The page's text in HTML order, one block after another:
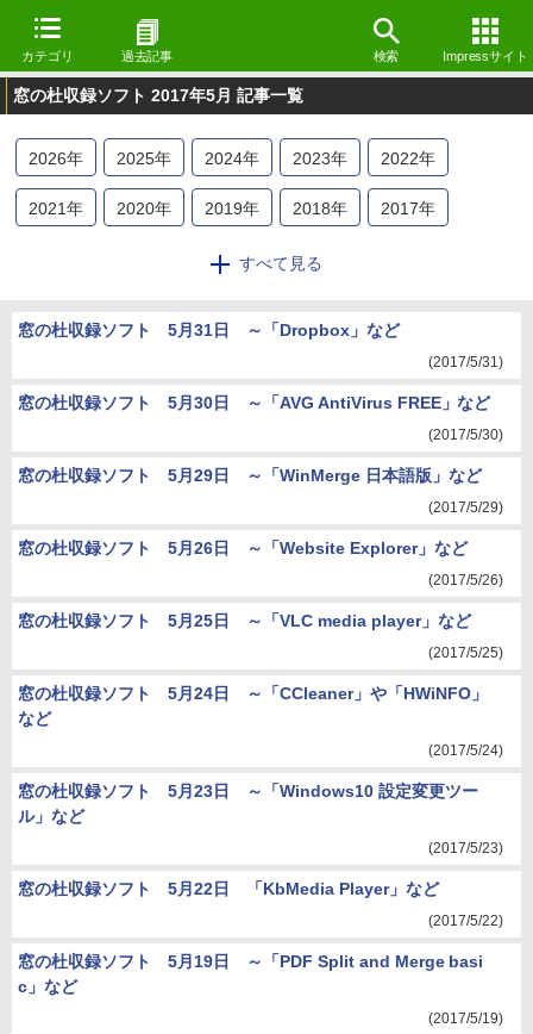
カテゴリ 過去記事 検索 Impressサイト
窓の杜収録ソフト 2017年5月 記事一覧
2026年 2025年 2024年 2023年 2022年
2021年 2020年 2019年 2018年 2017年
2014年 2013
すべて見る
窓の杜収録ソフト 5月31日 ～「Dropbox」など
(2017/5/31)
窓の杜収録ソフト 5月30日 ～「AVG AntiVirus FREE」など
(2017/5/30)
窓の杜収録ソフト 5月29日 ～「WinMerge 日本語版」など
(2017/5/29)
窓の杜収録ソフト 5月26日 ～「Website Explorer」など
(2017/5/26)
窓の杜収録ソフト 5月25日 ～「VLC media player」など
(2017/5/25)
窓の杜収録ソフト 5月24日 ～「CCleaner」や「HWiNFO」
など
(2017/5/24)
窓の杜収録ソフト 5月23日 ～「Windows10 設定変更ツー
ル」など
(2017/5/23)
窓の杜収録ソフト 5月22日 「KbMedia Player」など
(2017/5/22)
窓の杜収録ソフト 5月19日 ～「PDF Split and Merge basi
c」など
(2017/5/19)